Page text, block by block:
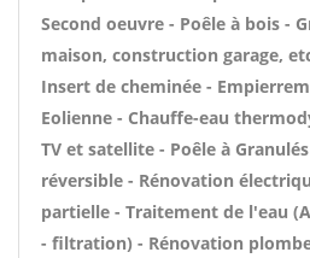
Second oeuvre - Poêle à bois -
maison, construction garage,
Insert de cheminée -
Eolienne - Chauffe-eau
TV et satellite - Poêle à
réversible - Rénovation
partielle - Traitement de l'eau
- filtration) - Rénovation